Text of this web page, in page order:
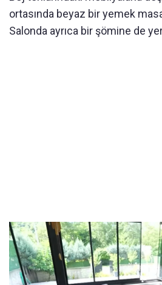
ortasında beyaz bir yemek
Salonda ayrıca bir şömine de